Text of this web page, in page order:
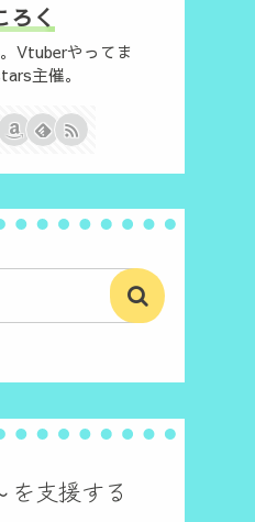
ろく
Vtuberやってま
主催。
を支援する